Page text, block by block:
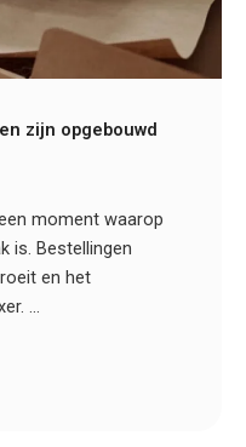
zijn opgebouwd
moment waarop
is. Bestellingen
en het
...